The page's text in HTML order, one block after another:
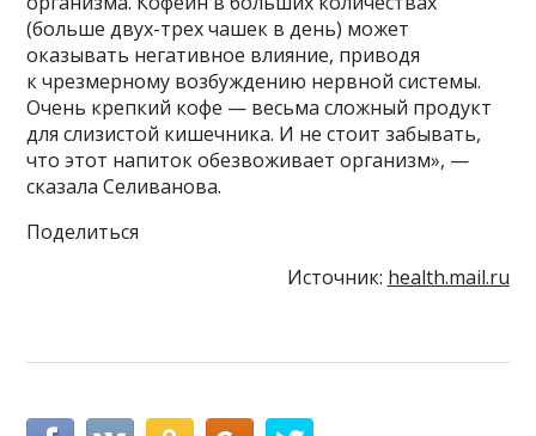
(больше двух-трех чашек в день) может
оказывать негативное влияние, приводя
к чрезмерному возбуждению нервной системы.
Очень крепкий кофе — весьма сложный продукт
для слизистой кишечника. И не стоит забывать,
что этот напиток обезвоживает организм», —
сказала Селиванова.
Поделиться
Источник: health.mail.ru